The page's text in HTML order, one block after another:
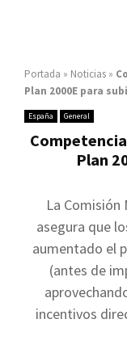
Portada » Noticias »
Plan 2000E para
España General
Plan
La Comisión
asegura que
aumentado el
(antes de
incentivos